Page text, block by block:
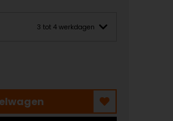
3 tot 4 werkdagen